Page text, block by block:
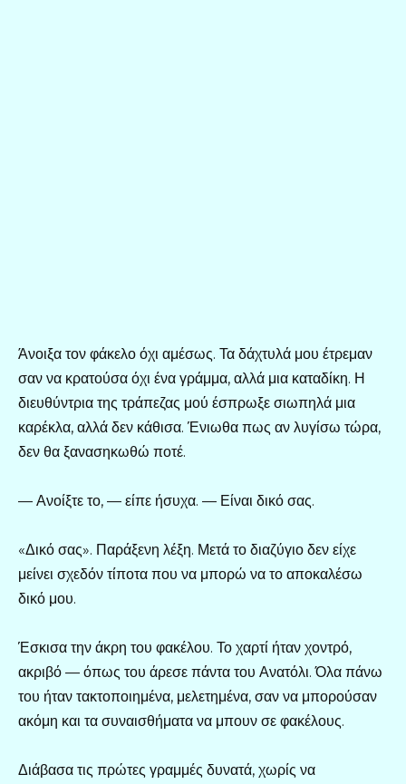
Άνοιξα τον φάκελο όχι αμέσως. Τα δάχτυλά μου έτρεμαν
σαν να κρατούσα όχι ένα γράμμα, αλλά μια καταδίκη. Η
διευθύντρια της τράπεζας μού έσπρωξε σιωπηλά μια
καρέκλα, αλλά δεν κάθισα. Ένιωθα πως αν λυγίσω τώρα,
δεν θα ξανασηκωθώ ποτέ.
— Ανοίξτε το, — είπε ήσυχα. — Είναι δικό σας.
«Δικό σας». Παράξενη λέξη. Μετά το διαζύγιο δεν είχε
μείνει σχεδόν τίποτα που να μπορώ να το αποκαλέσω
δικό μου.
Έσκισα την άκρη του φακέλου. Το χαρτί ήταν χοντρό,
ακριβό — όπως του άρεσε πάντα του Ανατόλι. Όλα πάνω
του ήταν τακτοποιημένα, μελετημένα, σαν να μπορούσαν
ακόμη και τα συναισθήματα να μπουν σε φακέλους.
Διάβασα τις πρώτες γραμμές δυνατά, χωρίς να